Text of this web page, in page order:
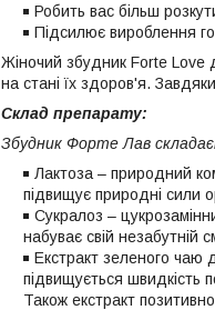
Робить вас більш
Підсилює вироблення
Жіночий збудник Forte Love
на стані їх здоров'я.
Склад препарату:
Збудник Форте Лав
Лактоза – природний
підвищує природні сили
Сукралоз –
набуває свій незабутній
Екстракт зеленого чаю
підвищується швидкість
Також екстракт